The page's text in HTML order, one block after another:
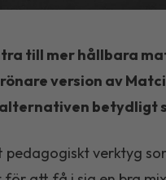
till mer hållbara
version av
betydligt
pedagogiskt verktyg